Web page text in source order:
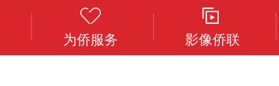
为侨服务 影像侨联